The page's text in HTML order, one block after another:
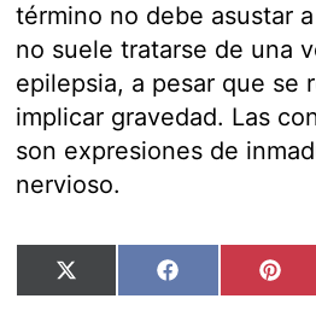
término no debe asustar
no suele tratarse de una
epilepsia, a pesar que se
implicar gravedad. Las
son expresiones de
nervioso.
Compartir
en
X
(Twitter)
Compartir
en
Facebook
en